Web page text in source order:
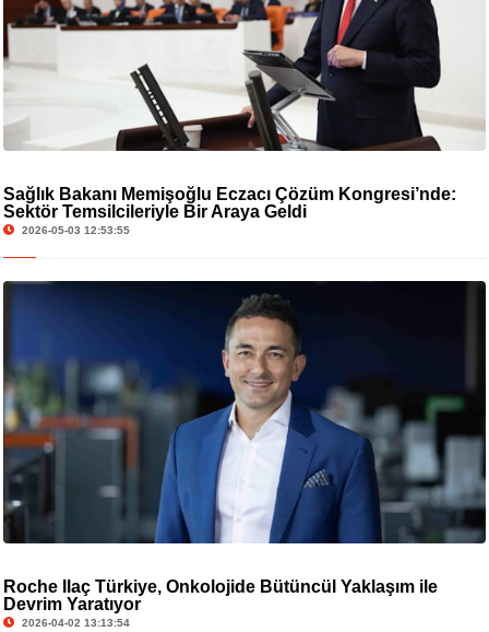
Sağlık Bakanı Memişoğlu Eczacı Çözüm Kongresi’nde:
Sektör Temsilcileriyle Bir Araya Geldi
2026-05-03 12:53:55
Roche İlaç Türkiye, Onkolojide Bütüncül Yaklaşım ile
Devrim Yaratıyor
2026-04-02 13:13:54